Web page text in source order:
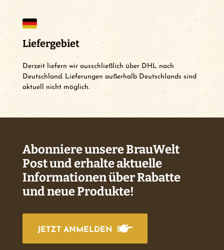
Liefergebiet
Derzeit liefern wir ausschließlich über DHL nach
Deutschland. Lieferungen außerhalb Deutschlands sind
aktuell nicht möglich.
Abonniere unsere BrauWelt
Post und erhalte aktuelle
Informationen über Rabatte
und neue Produkte!
JETZT ANMELDEN